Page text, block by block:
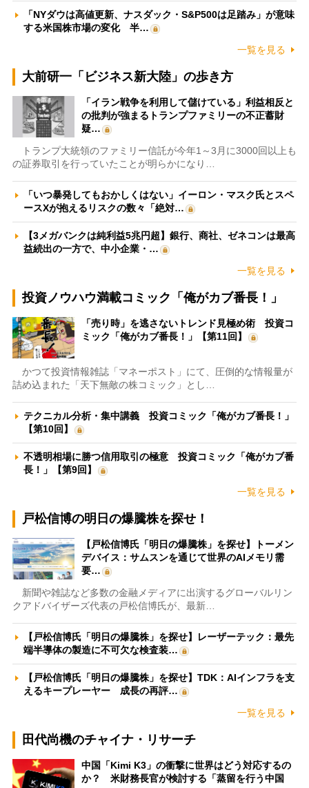
「NYダウは高値更新、ナスダック・S&P500は足踏み」が意味
する米国株市場の変化 半…
一覧を見る
大前研一「ビジネス新大陸」の歩き方
「イラン戦争を利用して儲けている」利益相反と
の批判が強まるトランプファミリーの不正蓄財
疑…
トランプ大統領のファミリー信託が今年1～3月に3000回以上も
の証券取引を行っていたことが明らかになり…
「いつ暴発してもおかしくはない」イーロン・マスク氏とスペ
ースXが抱えるリスクの数々「絶対…
【3メガバンクは純利益5兆円超】銀行、商社、ゼネコンは最高
益続出の一方で、中小企業・…
一覧を見る
投資ノウハウ満載コミック「俺がカブ番長！」
「売り時」を逃さないトレンド見極め術 投資コ
ミック「俺がカブ番長！」【第11回】
かつて投資情報雑誌「マネーポスト」にて、圧倒的な情報量が
詰め込まれた「天下無敵の株コミック」とし…
テクニカル分析・集中講義 投資コミック「俺がカブ番長！」
【第10回】
不透明相場に勝つ信用取引の極意 投資コミック「俺がカブ番
長！」【第9回】
一覧を見る
戸松信博の明日の爆騰株を探せ！
【戸松信博氏「明日の爆騰株」を探せ】トーメン
デバイス：サムスンを通じて世界のAIメモリ需
要…
新聞や雑誌など多数の金融メディアに出演するグローバルリン
クアドバイザーズ代表の戸松信博氏が、最新…
【戸松信博氏「明日の爆騰株」を探せ】レーザーテック：最先
端半導体の製造に不可欠な検査装…
【戸松信博氏「明日の爆騰株」を探せ】TDK：AIインフラを支
えるキープレーヤー 成長の再評…
一覧を見る
田代尚機のチャイナ・リサーチ
中国「Kimi K3」の衝撃に世界はどう対応するの
か？ 米財務長官が検討する「蒸留を行う中国